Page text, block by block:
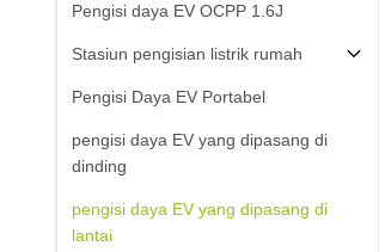
Pengisi daya EV OCPP 1.6J
Stasiun pengisian listrik rumah
Pengisi Daya EV Portabel
pengisi daya EV yang dipasang di
dinding
pengisi daya EV yang dipasang di
lantai